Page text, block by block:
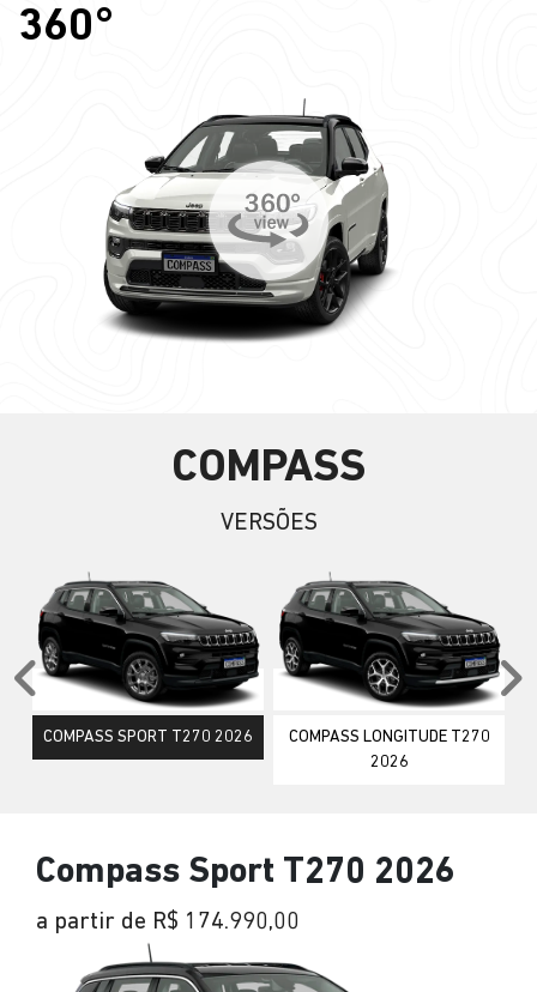
360°
COMPASS
VERSÕES
COMPASS SPORT T270 2026
COMPASS LONGITUDE T270
2026
Anterior
Compass Sport T270 2026
a partir de R$ 174.990,00